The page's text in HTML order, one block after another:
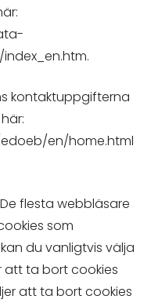
kontaktuppgifterna
en/home.html
flesta webbläsare
som
du vanligtvis välja
att ta bort cookies
att ta bort cookies